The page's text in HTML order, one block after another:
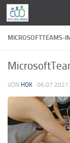
Zum Inhalt
MICROSOFTTEAMS-
VON HOK · 06.07.2021